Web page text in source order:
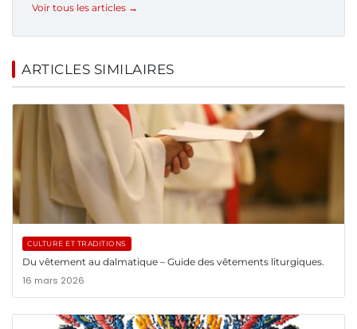
Voir tous les articles →
ARTICLES SIMILAIRES
CULTURE ET TRADITIONS
Du vêtement au dalmatique – Guide des vêtements liturgiques.
16 mars 2026